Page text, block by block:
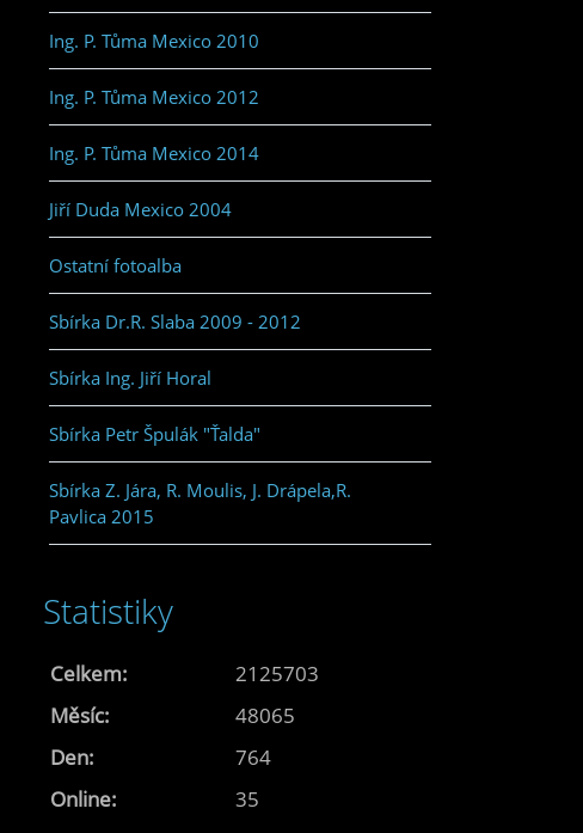
Ing. P. Tůma Mexico 2010
Ing. P. Tůma Mexico 2012
Ing. P. Tůma Mexico 2014
Jiří Duda Mexico 2004
Ostatní fotoalba
Sbírka Dr.R. Slaba 2009 - 2012
Sbírka Ing. Jiří Horal
Sbírka Petr Špulák "Ťalda"
Sbírka Z. Jára, R. Moulis, J. Drápela,R.
Pavlica 2015
Statistiky
Online: 35
Celkem:
2125703
Měsíc:
48065
Den:
764